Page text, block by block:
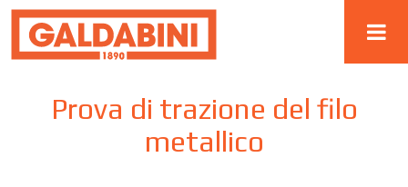
Prova di trazione del filo
metallico